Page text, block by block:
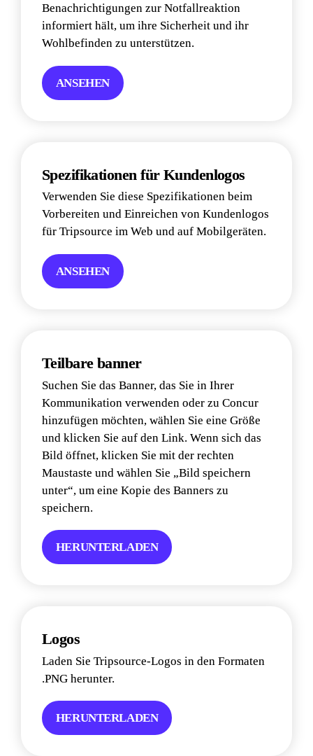
Benachrichtigungen zur Notfallreaktion
informiert hält, um ihre Sicherheit und ihr
Wohlbefinden zu unterstützen.
ANSEHEN
Spezifikationen für Kundenlogos
Verwenden Sie diese Spezifikationen beim
Vorbereiten und Einreichen von Kundenlogos
für Tripsource im Web und auf Mobilgeräten.
ANSEHEN
Teilbare banner
Suchen Sie das Banner, das Sie in Ihrer
Kommunikation verwenden oder zu Concur
hinzufügen möchten, wählen Sie eine Größe
und klicken Sie auf den Link. Wenn sich das
Bild öffnet, klicken Sie mit der rechten
Maustaste und wählen Sie „Bild speichern
unter“, um eine Kopie des Banners zu
speichern.
HERUNTERLADEN
Logos
Laden Sie Tripsource-Logos in den Formaten
.PNG herunter.
HERUNTERLADEN